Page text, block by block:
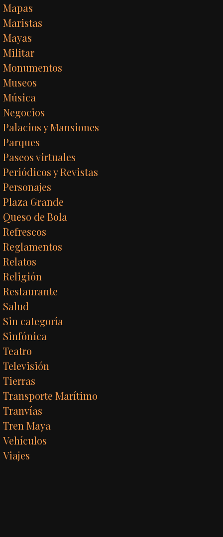
Mapas
Maristas
Mayas
Militar
Monumentos
Museos
Música
Negocios
Palacios y Mansiones
Parques
Paseos virtuales
Periódicos y Revistas
Personajes
Plaza Grande
Queso de Bola
Refrescos
Reglamentos
Relatos
Religión
Restaurante
Salud
Sin categoría
Sinfónica
Teatro
Televisión
Tierras
Transporte Marítimo
Tranvías
Tren Maya
Vehículos
Viajes